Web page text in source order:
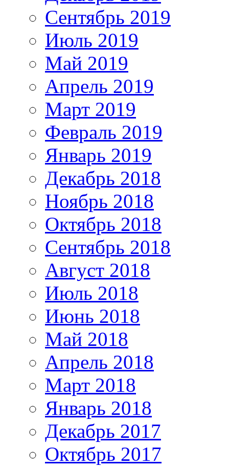
Сентябрь 2019
Июль 2019
Май 2019
Апрель 2019
Март 2019
Февраль 2019
Январь 2019
Декабрь 2018
Ноябрь 2018
Октябрь 2018
Сентябрь 2018
Август 2018
Июль 2018
Июнь 2018
Май 2018
Апрель 2018
Март 2018
Январь 2018
Декабрь 2017
Октябрь 2017